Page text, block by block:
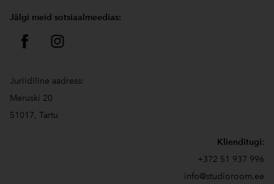
Jälgi meid sotsiaalmeedias:
Juriidiline aadress:
Meruski 20
51017, Tartu
Klienditugi:
+372 51 937 996
info@studioroom.ee